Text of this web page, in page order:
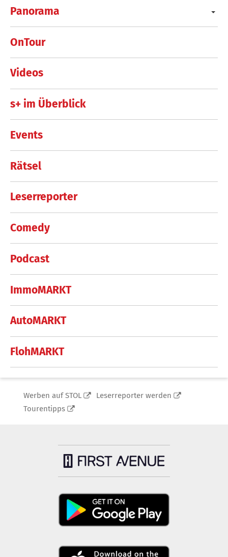
Panorama
OnTour
Videos
s+ im Überblick
Events
Rätsel
Leserreporter
Comedy
Podcast
ImmoMARKT
AutoMARKT
FlohMARKT
Werben auf STOL
Leserreporter werden
Tourentipps